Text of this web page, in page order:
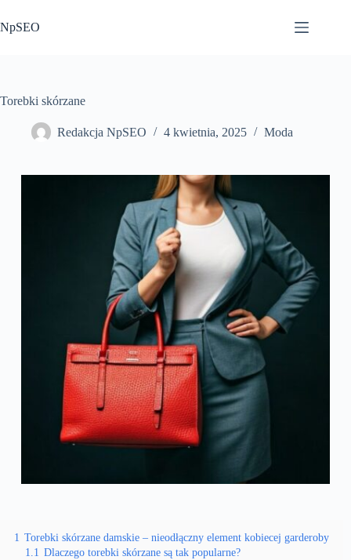
do
treści
NpSEO
Torebki skórzane
Redakcja NpSEO 4 kwietnia, 2025 Moda
1 Torebki skórzane damskie – nieodłączny element kobiecej garderoby
1.1 Dlaczego torebki skórzane są tak popularne?